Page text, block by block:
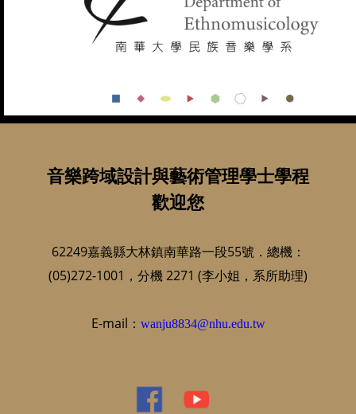
音樂跨域設計與藝術管理學士學程
歡迎您
62249嘉義縣大林鎮南華路一段55號．總機：
(05)272-1001，分機 2271 (李小姐，系所助理)
E-mail： wanju8834@nhu.edu.tw